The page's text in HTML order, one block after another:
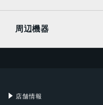
UQmobile
周辺機器
店舗情報